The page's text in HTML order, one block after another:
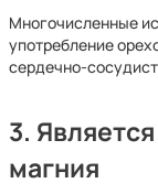
Многочисленные
употребление
сердечно-
3.
магния